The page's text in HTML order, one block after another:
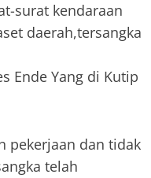
surat kendaraan
daerah,tersangka
Ende Yang di Kutip
pekerjaan dan tidak
telah